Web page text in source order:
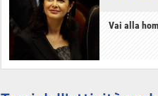
Vai alla